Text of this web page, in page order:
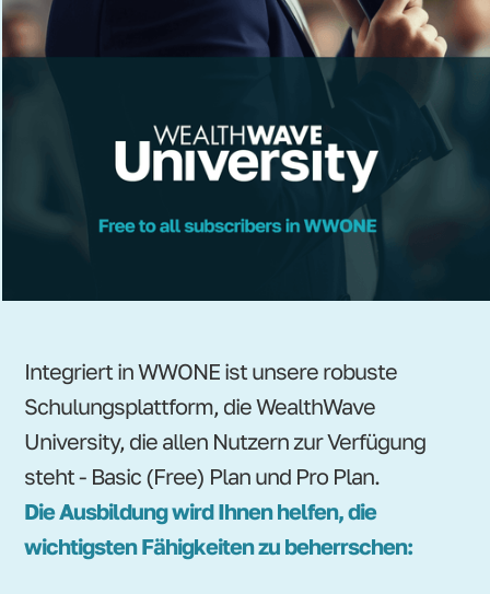
Integriert in WWONE ist unsere robuste
Schulungsplattform, die WealthWave
University, die allen Nutzern zur Verfügung
steht - Basic (Free) Plan und Pro Plan.
Die Ausbildung wird Ihnen helfen, die
wichtigsten Fähigkeiten zu beherrschen: